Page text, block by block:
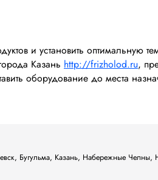
и установить оптимальную
Казань http://frizholod.ru,
оборудование до места
Бугульма, Казань, Набережные Челны,